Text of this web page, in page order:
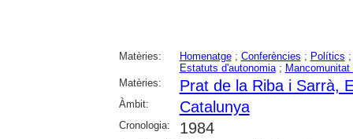
Matèries: Homenatge; Conferències ; Polítics
Estatuts d'autonomia; Mancomunitat
Matèries:
Prat de la Riba i Sarrà,
Àmbit: Catalunya
Cronologia: 1984